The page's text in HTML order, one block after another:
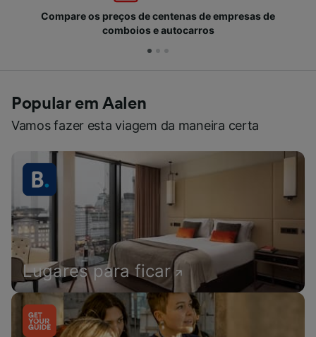
Compare os preços de centenas de empresas de
comboios e autocarros
Popular em Aalen
Vamos fazer esta viagem da maneira certa
Lugares para ficar